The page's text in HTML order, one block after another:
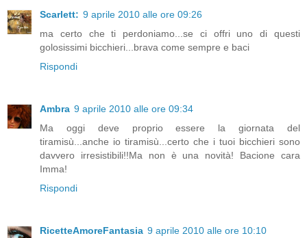
Scarlett: 9 aprile 2010 alle ore 09:26
ma certo che ti perdoniamo...se ci offri uno di questi
golosissimi bicchieri...brava come sempre e baci
Rispondi
Ambra 9 aprile 2010 alle ore 09:34
Ma oggi deve proprio essere la giornata del
tiramisù...anche io tiramisù...certo che i tuoi bicchieri sono
davvero irresistibili!!Ma non è una novità! Bacione cara
Imma!
Rispondi
RicetteAmoreFantasia 9 aprile 2010 alle ore 10:10